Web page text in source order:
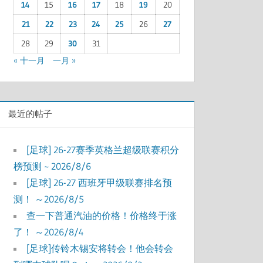
14 15 16 17 18 19
20
21
22 23 24 25 26
27
28
29 30
31
« 十一月
一月 »
最近的帖子
[足球] 26-27赛季英格兰超级联赛积分
榜预测 ~ 2026/8/6
[足球] 26-27 西班牙甲级联赛排名预
测！ ～2026/8/5
查一下普通汽油的价格！价格终于涨
了！ ～2026/8/4
[足球]传铃木锡安将转会！他会转会